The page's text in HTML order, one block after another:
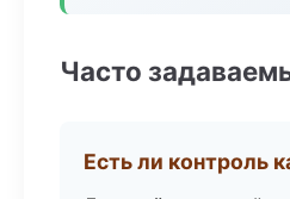
Часто
Есть ли контроль